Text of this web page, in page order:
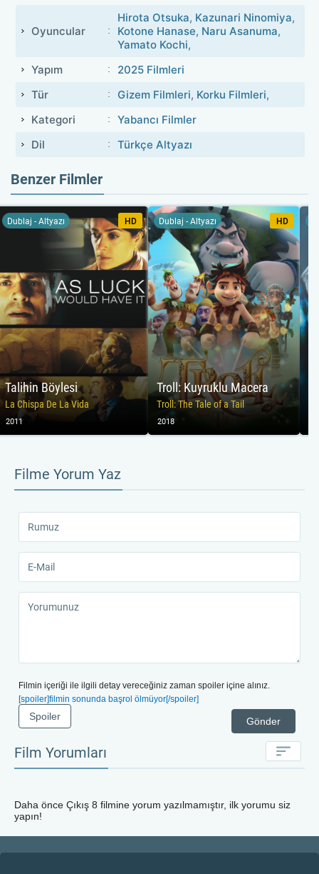
Oyuncular
Hirota Otsuka, Kazunari Ninomiya,
Kotone Hanase, Naru Asanuma,
Yamato Kochi,
Yapım
2025 Filmleri
Tür
Gizem Filmleri, Korku Filmleri,
Kategori
Yabancı Filmler
Dil
Türkçe Altyazı
Benzer Filmler
Talihin Böylesi
La Chispa De La Vida
Dublaj - Altyazı HD
2011
Troll: Kuyruklu Macera
Troll: The Tale of a Tail
Dublaj - Altyazı HD
2018
Filme Yorum Yaz
Filmin içeriği ile ilgili detay vereceğiniz zaman spoiler içine alınız.
[spoiler]filmin sonunda başrol ölmüyor[/spoiler]
Gönder
Spoiler
Film Yorumları
Daha önce Çıkış 8 filmine yorum yazılmamıştır, ilk yorumu siz
yapın!